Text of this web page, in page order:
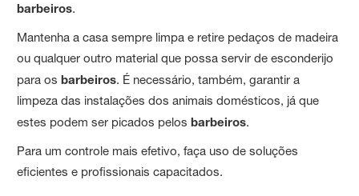
barbeiros.
Mantenha a casa sempre limpa e retire pedaços de madeira
ou qualquer outro material que possa servir de esconderijo
para osbarbeiros. É necessário, também, garantir a
limpeza das instalações dos animais domésticos, já que
estes podem ser picados pelosbarbeiros.
Para um controle mais efetivo, faça uso de soluções
eficientes e profissionais capacitados.